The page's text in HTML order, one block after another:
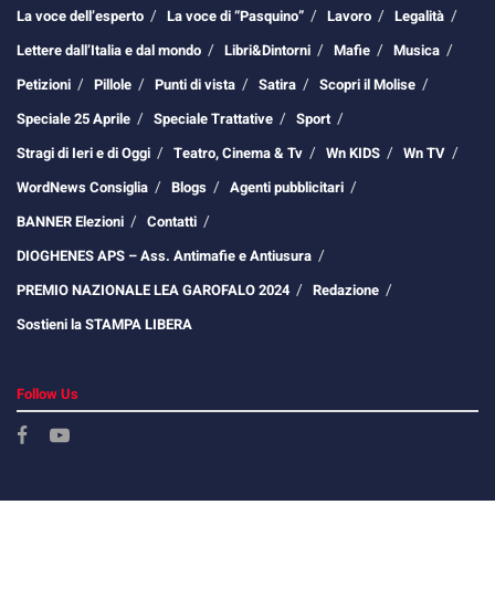
La voce dell’esperto
La voce di “Pasquino” Lavoro
Legalità
Lettere dall’Italia e dal mondo
Libri&Dintorni Mafie
Musica
Petizioni
Pillole Punti di vista Satira
Scopri il Molise
Speciale 25 Aprile
Speciale Trattative
Sport
Stragi di Ieri e di Oggi
Teatro, Cinema & Tv Wn KIDS
Wn TV
WordNews Consiglia
Blogs
Agenti pubblicitari
BANNER Elezioni
Contatti
DIOGHENES APS – Ass. Antimafie e Antiusura
PREMIO NAZIONALE LEA GAROFALO 2024
Redazione
Sostieni la STAMPA LIBERA
Follow Us